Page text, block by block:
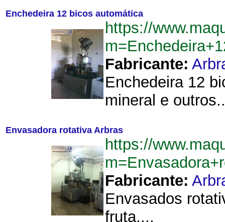
Enchedeira 12 bicos automática
https://
Fabricante:
Enchedeira 12
mineral e
Envasadora rotativa Arbras
https://
Fabricante:
Envasados
fruta....